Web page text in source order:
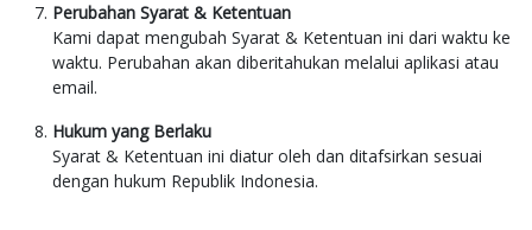
Perubahan Syarat & Ketentuan
Kami dapat mengubah Syarat & Ketentuan ini dari waktu ke
waktu. Perubahan akan diberitahukan melalui aplikasi atau
email.
Hukum yang Berlaku
Syarat & Ketentuan ini diatur oleh dan ditafsirkan sesuai
dengan hukum Republik Indonesia.